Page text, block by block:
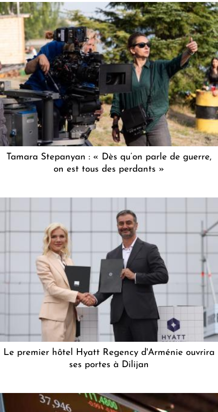
Tamara Stepanyan : « Dès qu’on parle de guerre,
on est tous des perdants »
Le premier hôtel Hyatt Regency d'Arménie ouvrira
ses portes à Dilijan